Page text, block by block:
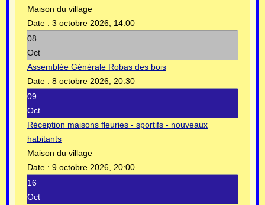
Maison du village
Date : 3 octobre 2026, 14:00
08
Oct
Assemblée Générale Robas des bois
Date : 8 octobre 2026, 20:30
09
Oct
Réception maisons fleuries - sportifs - nouveaux
habitants
Maison du village
Date : 9 octobre 2026, 20:00
16
Oct